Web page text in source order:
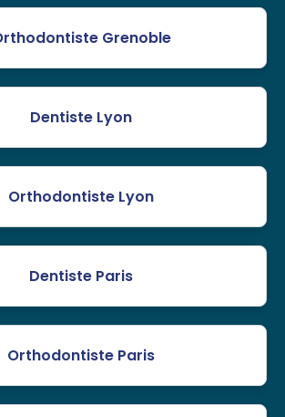
Grenoble
Dentiste Lyon
Orthodontiste Lyon
Dentiste Paris
Orthodontiste Paris